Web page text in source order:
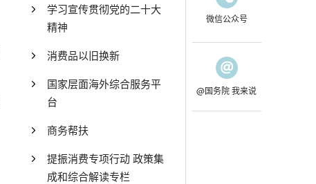
学习宣传贯彻党的二十大
精神
消费品以旧换新
国家层面海外综合服务平
台
商务帮扶
提振消费专项行动 政策集
成和综合解读专栏
微信公众号
@国务院 我来说